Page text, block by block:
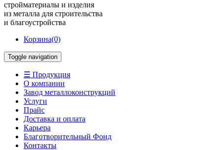
стройматериалы и изделия
из металла для строительства
и благоустройства
Корзина(0)
Toggle navigation
☰ Продукция
О компании
Завод металлоконструкций
Услуги
Прайс
Доставка и оплата
Карьера
Благотворительный Фонд
Контакты